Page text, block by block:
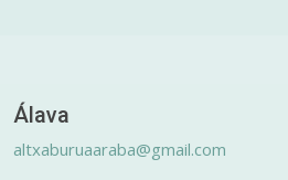
Álava
altxaburuaaraba@gmail.com